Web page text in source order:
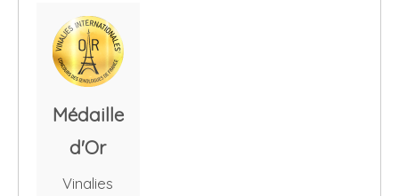
Médaille
d'Or
Vinalies